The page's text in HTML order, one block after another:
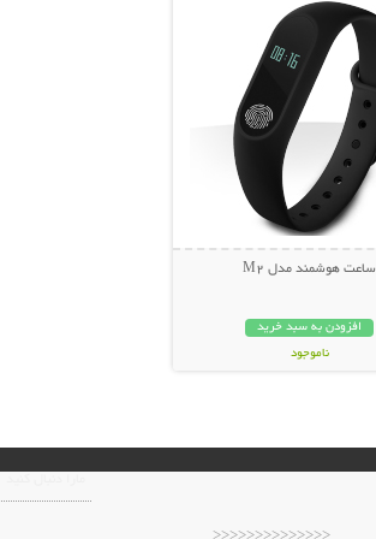
ساعت هوشمند مدل M2
افزودن به سبد خرید
ناموجود